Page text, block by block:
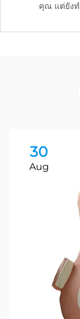
คุณ แต่ยังท
30
Aug